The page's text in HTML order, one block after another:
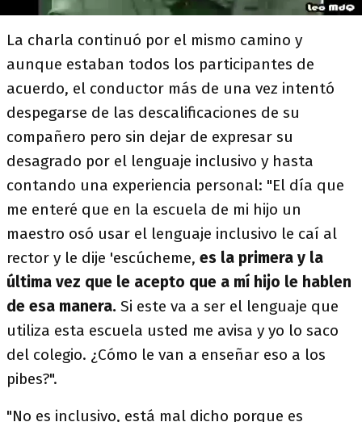
La charla continuó por el mismo camino y
aunque estaban todos los participantes de
acuerdo, el conductor más de una vez intentó
despegarse de las descalificaciones de su
compañero pero sin dejar de expresar su
desagrado por el lenguaje inclusivo y hasta
contando una experiencia personal: "El día que
me enteré que en la escuela de mi hijo un
maestro osó usar el lenguaje inclusivo le caí al
rector y le dije 'escúcheme, es la primera y la
última vez que le acepto que a mí hijo le hablen
de esa manera. Si este va a ser el lenguaje que
utiliza esta escuela usted me avisa y yo lo saco
del colegio. ¿Cómo le van a enseñar eso a los
pibes?".
"No es inclusivo, está mal dicho porque es